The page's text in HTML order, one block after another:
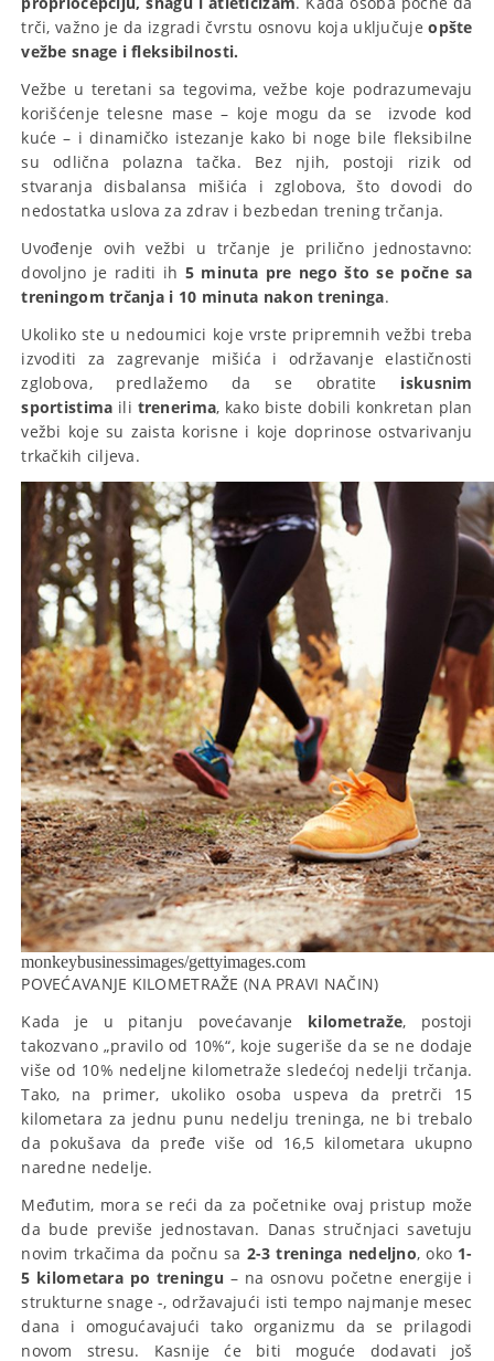
trči, važno je da izgradi čvrstu osnovu koja uključujeopšte
vežbe snage i fleksibilnosti.
Vežbe u teretani sa tegovima, vežbe koje podrazumevaju
korišćenje telesne mase – koje mogu da se izvode kod
kuće – i dinamičko istezanje kako bi noge bile fleksibilne
su odlična polazna tačka. Bez njih, postoji rizik od
stvaranja disbalansa mišića i zglobova, što dovodi do
nedostatka uslova za zdrav i bezbedan trening trčanja.
Uvođenje ovih vežbi u trčanje je prilično jednostavno:
dovoljno je raditi ih 5 minuta pre nego što se počne sa
treningom trčanja i 10 minuta nakon treninga.
Ukoliko ste u nedoumici koje vrste pripremnih vežbi treba
izvoditi za zagrevanje mišića i održavanje elastičnosti
zglobova, predlažemo da se obratite iskusnim
sportistima ili trenerima, kako biste dobili konkretan plan
vežbi koje su zaista korisne i koje doprinose ostvarivanju
trkačkih ciljeva.
monkeybusinessimages/gettyimages.com
POVEĆAVANJE KILOMETRAŽE (NA PRAVI NAČIN)
Kada je u pitanju povećavanje kilometraže, postoji
takozvano „pravilo od 10%“, koje sugeriše da se ne dodaje
više od 10% nedeljne kilometraže sledećoj nedelji trčanja.
Tako, na primer, ukoliko osoba uspeva da pretrči 15
kilometara za jednu punu nedelju treninga, ne bi trebalo
da pokušava da pređe više od 16,5 kilometara ukupno
naredne nedelje.
Međutim, mora se reći da za početnike ovaj pristup može
da bude previše jednostavan. Danas stručnjaci savetuju
novim trkačima da počnu sa 2-3 treninga nedeljno, oko 1-
5 kilometara po treningu – na osnovu početne energije i
strukturne snage -, održavajući isti tempo najmanje mesec
dana i omogućavajući tako organizmu da se prilagodi
novom stresu. Kasnije će biti moguće dodavati još